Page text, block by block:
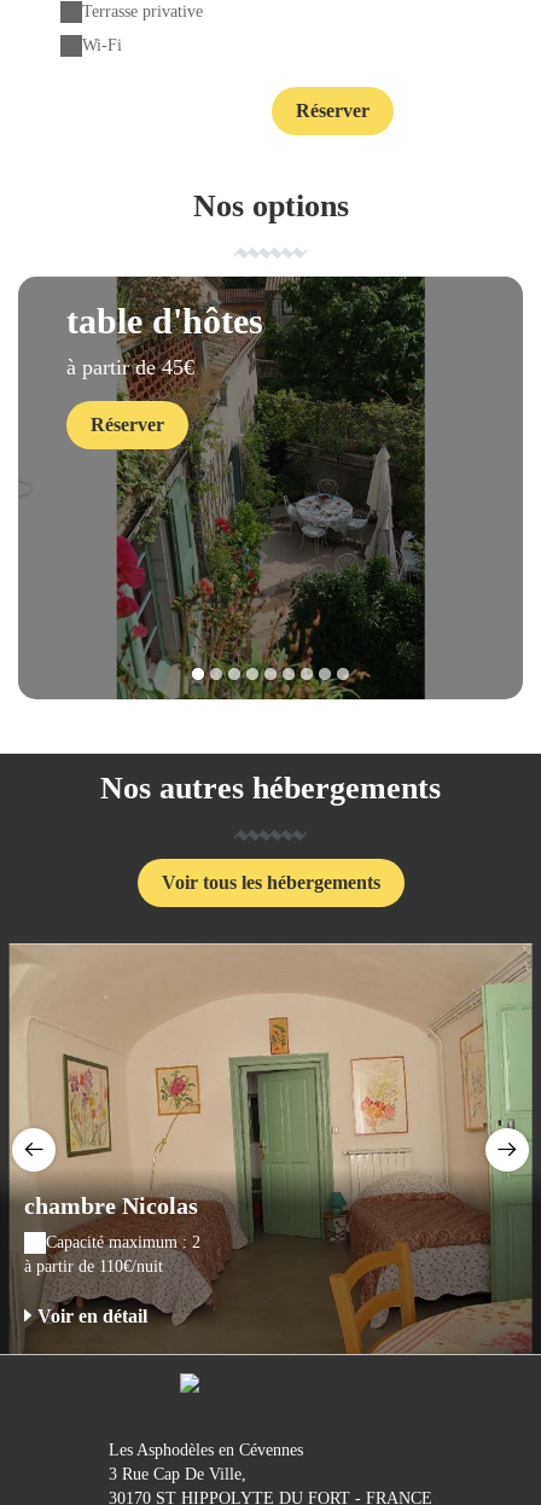
Terrasse privative
Wi-Fi
Réserver
Nos options
table d'hôtes
à partir de 45€
Réserver
1 2 3 4 5 6 7
Nos autres hébergements
Voir tous les hébergements
chambre Nicolas
Capacité maximum : 2
à partir de 110€/nuit
Voir en détail
Les Asphodèles en Cévennes
3 Rue Cap De Ville,
30170 ST HIPPOLYTE DU FORT - FRANCE